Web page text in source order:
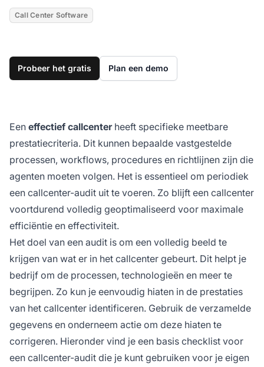
Call Center Software
Probeer het gratis Plan een demo
Een effectief callcenterheeft specifieke meetbare
prestatiecriteria. Dit kunnen bepaalde vastgestelde
processen, workflows, procedures en richtlijnen zijn die
agenten moeten volgen. Het is essentieel om periodiek
een callcenter-audit uit te voeren. Zo blijft een callcenter
voortdurend volledig geoptimaliseerd voor maximale
efficiëntie en effectiviteit.
Het doel van een audit is om een volledig beeld te
krijgen van wat er in het callcenter gebeurt. Dit helpt je
bedrijf om de processen, technologieën en meer te
begrijpen. Zo kun je eenvoudig hiaten in de prestaties
van het callcenter identificeren. Gebruik de verzamelde
gegevens en onderneem actie om deze hiaten te
corrigeren. Hieronder vind je een basis checklist voor
een callcenter-audit die je kunt gebruiken voor je eigen